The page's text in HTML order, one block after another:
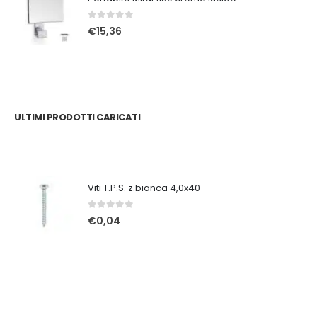
0Su 5
€15,36
ULTIMI PRODOTTI CARICATI
Viti T.P.S. z.bianca 4,0x40
0Su 5
€0,04